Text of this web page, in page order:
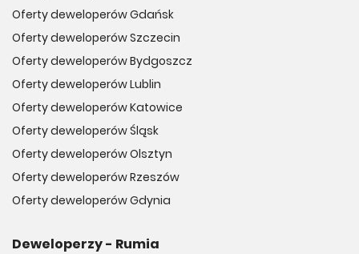
Oferty deweloperów Gdańsk
Oferty deweloperów Szczecin
Oferty deweloperów Bydgoszcz
Oferty deweloperów Lublin
Oferty deweloperów Katowice
Oferty deweloperów Śląsk
Oferty deweloperów Olsztyn
Oferty deweloperów Rzeszów
Oferty deweloperów Gdynia
Deweloperzy - Rumia